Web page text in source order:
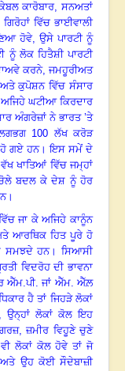
ਕਾਰੋਬਾਰ,ਸਨਅਤਾਂ
ਵਿੱਚ ਭਾਈਵਾਲੀ
ਹੋਵੇ, ਉਸੇ ਪਾਰਟੀ ਨੂੰ
ਨੂੰ ਲੋਕ ਹਿਤੈਸ਼ੀ ਪਾਰਟੀ
ਕਰਨੇ,ਜਮਹੂਰੀਅਤ
ਕੁਪੋਸ਼ਨ ਵਿੱਚ ਸੰਸਾਰ
ਘਟੀਆ ਕਿਰਦਾਰ
ਅੰਗਰੇਜ਼ਾਂ ਨੇ ਭਾਰਤ ’ਤੇ
100 ਲੱਖ ਕਰੋੜ
ਗਏ ਹਨ।ਇਸ ਸਮੇਂ ਦੇ
ਖਾਤਿਆਂ ਵਿੱਚ ਜਮ੍ਹਾਂ
ਬਦਲ ਕੇ ਦੇਸ਼ ਨੂੰ ਹੋਰ
।
ਜਾ ਕੇ ਅਜਿਹੇ ਕਾਨੂੰਨ
ਆਰਥਿਕ ਹਿਤ ਪੂਰੇ ਹੋ
ਸਮਝਦੇ ਹਨ।ਸਿਆਸੀ
ਵਿਦਰੋਹ ਦੀ ਭਾਵਨਾ
ਐੱਮ.ਪੀ. ਜਾਂ ਐੱਮ. ਐੱਲ਼
ਹੈ ਤਾਂ ਜਿਹੜੇ ਲੋਕਾਂ
ਉਨ੍ਹਾਂ ਲੋਕਾਂ ਕੋਲ ਇਹ
,ਜ਼ਮੀਰ ਵਿਹੂਣੇ ਚੁਣੇ
ਲੋਕਾਂ ਕੋਲ ਹੋਵੇ ਤਾਂ ਜੋ
ਉਹ ਕੋਈ ਸੌਦੇਬਾਜ਼ੀ